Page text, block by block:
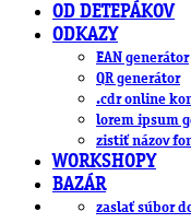
OD DETEPÁKOV
ODKAZY
EAN generátor
QR generátor
.cdr online
lorem ipsum
zistiť názov
WORKSHOPY
BAZÁR
zaslať súbor